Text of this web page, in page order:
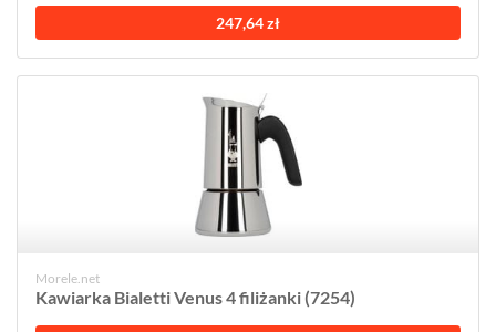
247,64 zł
Morele.net
Kawiarka Bialetti Venus 4 filiżanki (7254)